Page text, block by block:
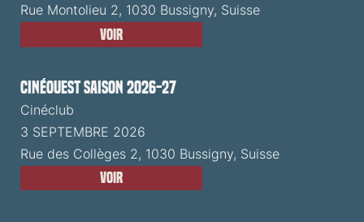
Rue Montolieu 2, 1030 Bussigny, Suisse
Voir
CinéOuest Saison 2026-27
Cinéclub
3 SEPTEMBRE 2026
Rue des Collèges 2, 1030 Bussigny, Suisse
Voir